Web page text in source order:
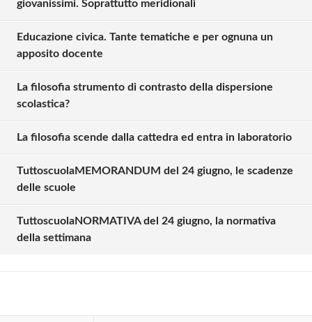
giovanissimi. Soprattutto meridionali
Educazione civica. Tante tematiche e per ognuna un
apposito docente
La filosofia strumento di contrasto della dispersione
scolastica?
La filosofia scende dalla cattedra ed entra in laboratorio
TuttoscuolaMEMORANDUM del 24 giugno, le scadenze
delle scuole
TuttoscuolaNORMATIVA del 24 giugno, la normativa
della settimana
Solo gli utenti registrati possono
Effettua il